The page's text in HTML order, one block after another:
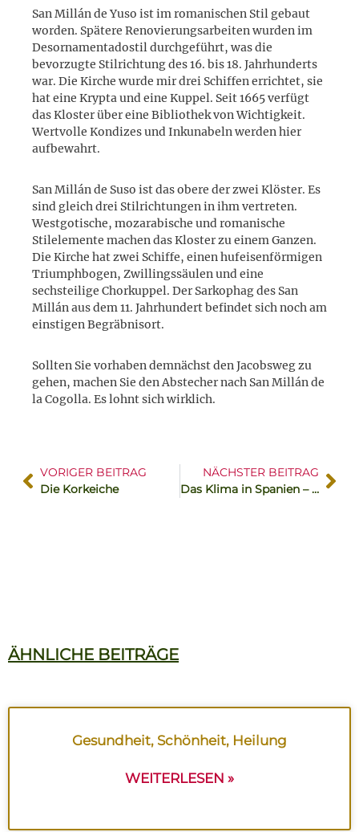
San Millán de Yuso ist im romanischen Stil gebaut
worden. Spätere Renovierungsarbeiten wurden im
Desornamentadostil durchgeführt, was die
bevorzugte Stilrichtung des 16. bis 18. Jahrhunderts
war. Die Kirche wurde mir drei Schiffen errichtet, sie
hat eine Krypta und eine Kuppel. Seit 1665 verfügt
das Kloster über eine Bibliothek von Wichtigkeit.
Wertvolle Kondizes und Inkunabeln werden hier
aufbewahrt.
San Millán de Suso ist das obere der zwei Klöster. Es
sind gleich drei Stilrichtungen in ihm vertreten.
Westgotische, mozarabische und romanische
Stilelemente machen das Kloster zu einem Ganzen.
Die Kirche hat zwei Schiffe, einen hufeisenförmigen
Triumphbogen, Zwillingssäulen und eine
sechsteilige Chorkuppel. Der Sarkophag des San
Millán aus dem 11. Jahrhundert befindet sich noch am
einstigen Begräbnisort.
Sollten Sie vorhaben demnächst den Jacobsweg zu
gehen, machen Sie den Abstecher nach San Millán de
la Cogolla. Es lohnt sich wirklich.
VORIGER BEITRAG
Die Korkeiche
NÄCHSTER BEITRAG
Das Klima in Spanien – regionale Unterschiede
ÄHNLICHE BEITRÄGE
Gesundheit, Schönheit, Heilung
WEITERLESEN »